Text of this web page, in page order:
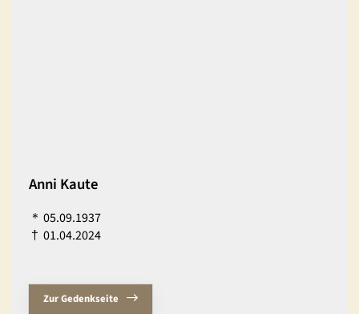
Anni Kaute
＊ 05.09.1937
† 01.04.2024
Zur Gedenkseite